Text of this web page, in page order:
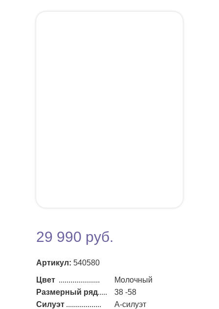
Артикул: 540580
Цвет
Размерный ряд
Молочный
38 -58
.....................
......
Силуэт А-силуэт
..................
29 990 руб.